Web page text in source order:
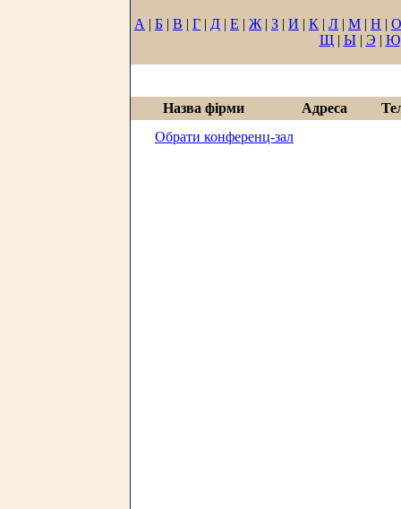
А | Б | В | Г | Д | Е | Ж | З | И | К | Л | М | Н | О
Щ| Ы| Э | Ю
Назва фірми Адреса
Обрати конференц-зал